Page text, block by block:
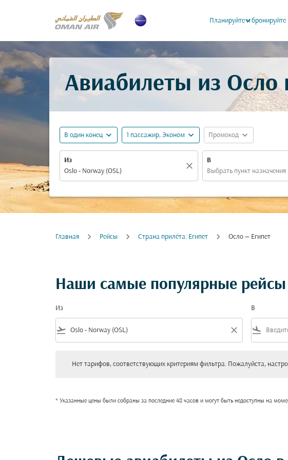
Планируйте и бронируйте
keyboard_arrow_down
Авиабилеты из Осло
В один конец expand_more 1 пассажир, Эконом expand_more Промокод expand_more
Из
close
В
Главная Рейсы Cтрана прилёта: Египет Осло — Египет
Наши самые популярные рейсы
Из
flight_takeoff close
В
flight_land
Нет тарифов, соответствующих критериям фильтра. Пожалуйста,
* Указанные цены были собраны за последние 48 часов и могут быть недоступны на